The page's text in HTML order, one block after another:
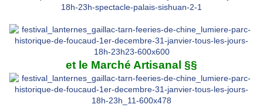
et le Marché Artisanal §§